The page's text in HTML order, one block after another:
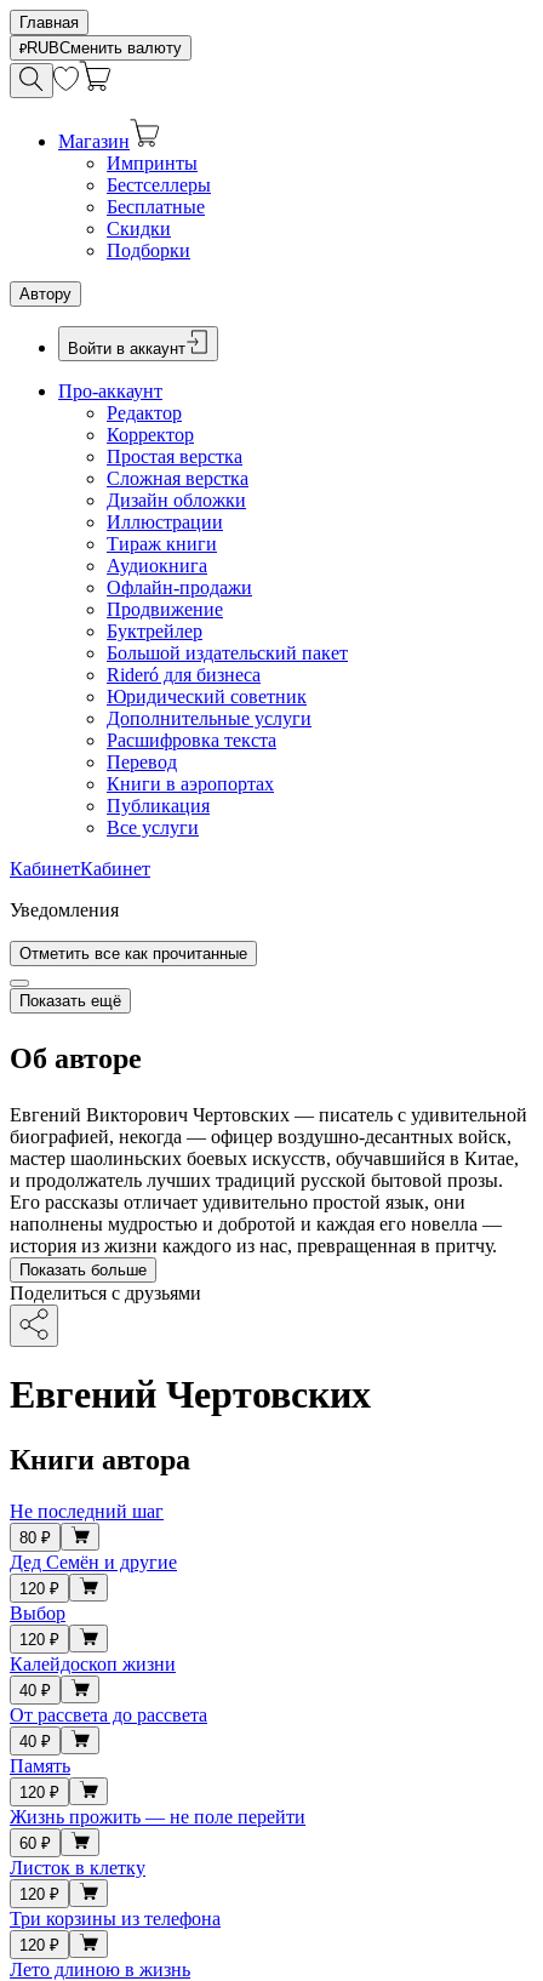
Главная
RUBСменить валюту
Магазин
Импринты
Бестселлеры
Бесплатные
Скидки
Подборки
Автору
Войти в аккаунт
Про-аккаунт
Редактор
Корректор
Простая верстка
Сложная верстка
Дизайн обложки
Иллюстрации
Тираж книги
Аудиокнига
Офлайн-продажи
Продвижение
Буктрейлер
Большой издательский пакет
Rideró для бизнеса
Юридический советник
Дополнительные услуги
Расшифровка текста
Перевод
Книги в аэропортах
Публикация
Все услуги
КабинетКабинет
Уведомления
Отметить все как прочитанные
Показать ещё
Об авторе
Евгений Викторович Чертовских — писатель с удивительной
биографией, некогда — офицер воздушно-десантных войск,
мастер шаолиньских боевых искусств, обучавшийся в Китае,
и продолжатель лучших традиций русской бытовой прозы.
Его рассказы отличает удивительно простой язык, они
наполнены мудростью и добротой и каждая его новелла —
история из жизни каждого из нас, превращенная в притчу.
Показать больше
Поделиться с друзьями
Евгений Чертовских
Книги автора
Не последний шаг
80 ₽
Дед Семён и другие
120 ₽
Выбор
120 ₽
Калейдоскоп жизни
40 ₽
От рассвета до рассвета
40 ₽
Память
120 ₽
Жизнь прожить — не поле перейти
60 ₽
Листок в клетку
120 ₽
Три корзины из телефона
120 ₽
Лето длиною в жизнь